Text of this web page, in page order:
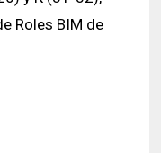
Roles BIM de
2019).